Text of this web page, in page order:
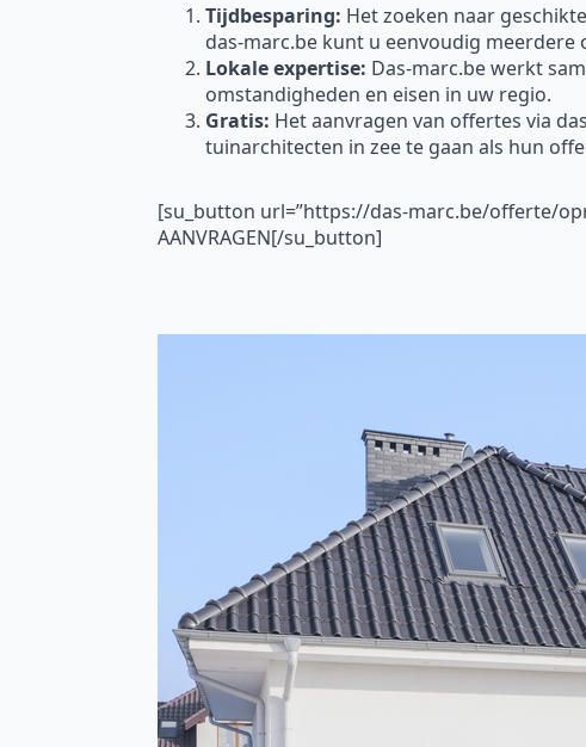
Tijdbesparing: Het zoeken naar
das-marc.be kunt u eenvoudig
Lokale expertise: Das-marc.be werkt
omstandigheden en eisen in uw regio.
Gratis: Het aanvragen van offertes via
tuinarchitecten in zee te gaan als hun
[su_button url=”https://das-marc.be/offerte/
AANVRAGEN[/su_button]